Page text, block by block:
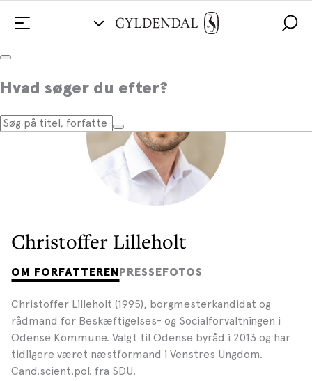
Hvad søger du efter?
Christoffer Lilleholt
OM FORFATTERENPRESSEFOTOS
Christoffer Lilleholt (1995), borgmesterkandidat og
rådmand for Beskæftigelses- og Socialforvaltningen i
Odense Kommune. Valgt til Odense byråd i 2013 og har
tidligere været næstformand i Venstres Ungdom.
Cand.scient.pol. fra SDU.